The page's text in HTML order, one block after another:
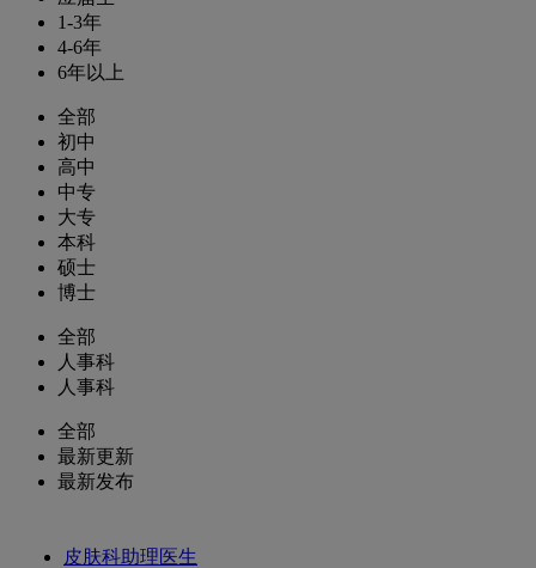
1-3年
4-6年
6年以上
全部
初中
高中
中专
大专
本科
硕士
博士
全部
人事科
人事科
全部
最新更新
最新发布
皮肤科助理医生